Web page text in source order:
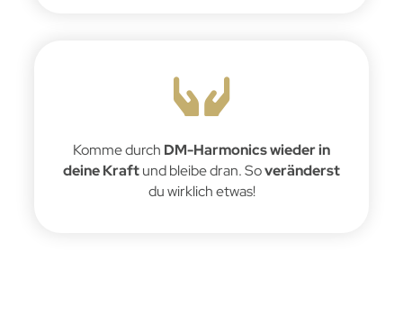
Komme durch DM-Harmonics wieder in
deine Kraftund bleibe dran. Soveränderst
du wirklich etwas!